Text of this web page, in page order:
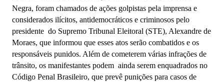
Negra, foram chamados de ações golpistas pela imprensa e
considerados ilícitos, antidemocráticos e criminosos pelo
presidente do Supremo Tribunal Eleitoral (STE), Alexandre de
Moraes, que informou que esses atos serão combatidos e os
responsáveis punidos. Além de cometerem várias infrações de
trânsito, os manifestantes podem ainda serem enquadrados no
Código Penal Brasileiro, que prevê punições para casos de